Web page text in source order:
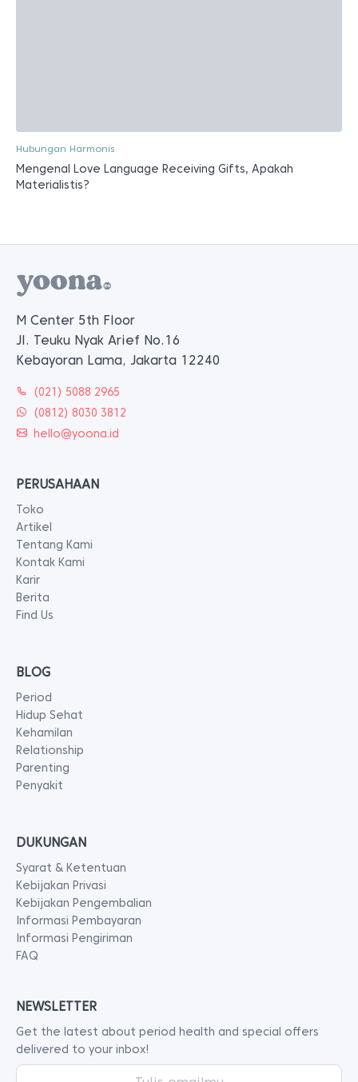
Hubungan Harmonis
Mengenal Love Language Receiving Gifts, Apakah
Materialistis?
M Center 5th Floor
Jl. Teuku Nyak Arief No.16
Kebayoran Lama, Jakarta 12240
(021) 5088 2965
(0812) 8030 3812
hello@yoona.id
PERUSAHAAN
Toko
Artikel
Tentang Kami
Kontak Kami
Karir
Berita
Find Us
BLOG
Period
Hidup Sehat
Kehamilan
Relationship
Parenting
Penyakit
DUKUNGAN
Syarat & Ketentuan
Kebijakan Privasi
Kebijakan Pengembalian
Informasi Pembayaran
Informasi Pengiriman
FAQ
NEWSLETTER
Get the latest about period health and special offers
delivered to your inbox!